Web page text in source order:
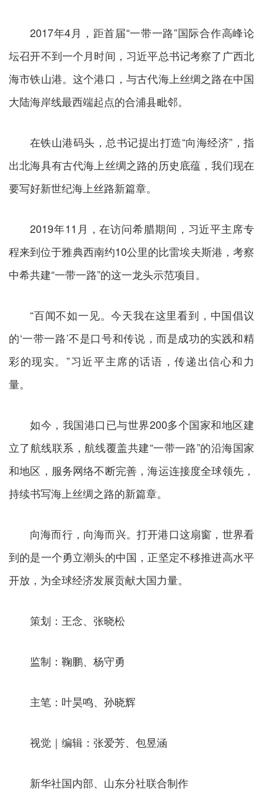
2017年4月，距首届“一带一路”国际合作高峰论
坛召开不到一个月时间，习近平总书记考察了广西北
海市铁山港。这个港口，与古代海上丝绸之路在中国
大陆海岸线最西端起点的合浦县毗邻。
在铁山港码头，总书记提出打造“向海经济”，指
出北海具有古代海上丝绸之路的历史底蕴，我们现在
要写好新世纪海上丝路新篇章。
2019年11月，在访问希腊期间，习近平主席专
程来到位于雅典西南约10公里的比雷埃夫斯港，考察
中希共建“一带一路”的这一龙头示范项目。
“百闻不如一见。今天我在这里看到，中国倡议
的‘一带一路’不是口号和传说，而是成功的实践和精
彩的现实。”习近平主席的话语，传递出信心和力
量。
如今，我国港口已与世界200多个国家和地区建
立了航线联系，航线覆盖共建“一带一路”的沿海国家
和地区，服务网络不断完善，海运连接度全球领先，
持续书写海上丝绸之路的新篇章。
向海而行，向海而兴。打开港口这扇窗，世界看
到的是一个勇立潮头的中国，正坚定不移推进高水平
开放，为全球经济发展贡献大国力量。
策划：王念、张晓松
监制：鞠鹏、杨守勇
主笔：叶昊鸣、孙晓辉
视觉｜编辑：张爱芳、包昱涵
新华社国内部、山东分社联合制作